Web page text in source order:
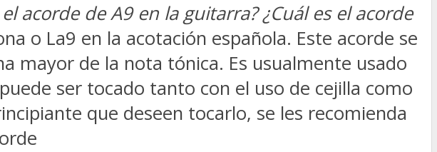
acorde de A9 en la guitarra? ¿Cuál es el acorde
o La9 en la acotación española. Este acorde se
mayor de la nota tónica. Es usualmente usado
ser tocado tanto con el uso de cejilla como
que deseen tocarlo, se les recomienda